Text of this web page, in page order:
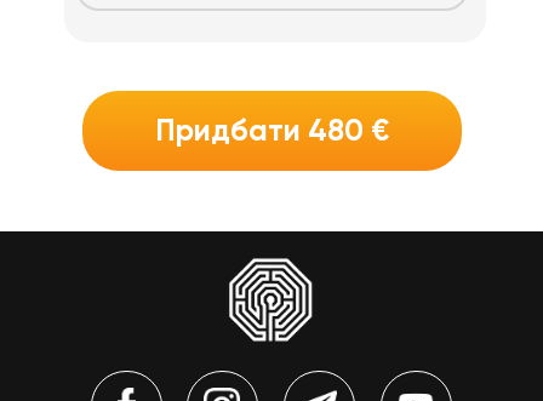
Придбати 480 €